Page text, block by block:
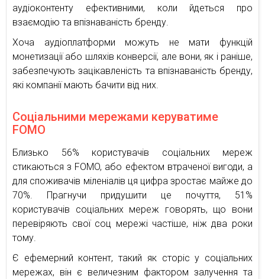
аудіоконтенту ефективними, коли йдеться про
взаємодію та впізнаваність бренду.
Хоча аудіоплатформи можуть не мати функцій
монетизації або шляхів конверсії, але вони, як і раніше,
забезпечують зацікавленість та впізнаваність бренду,
які компанії мають бачити від них.
Соціальними мережами керуватиме
FOMO
Близько 56% користувачів соціальних мереж
стикаються з FOMO, або ефектом втраченої вигоди, а
для споживачів міленіалів ця цифра зростає майже до
70%. Прагнучи придушити це почуття, 51%
користувачів соціальних мереж говорять, що вони
перевіряють свої соц мережі частіше, ніж два роки
тому.
Є ефемерний контент, такий як сторіс у соціальних
мережах, він є величезним фактором залучення та